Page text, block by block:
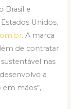
Brasil e
Unidos,
. A marca
de contratar
nas
a
mãos”,